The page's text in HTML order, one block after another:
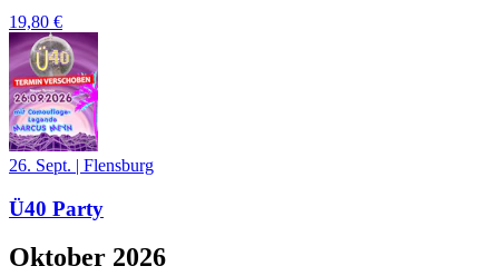
19,80 €
26. Sept. | Flensburg
Ü40 Party
Oktober 2026